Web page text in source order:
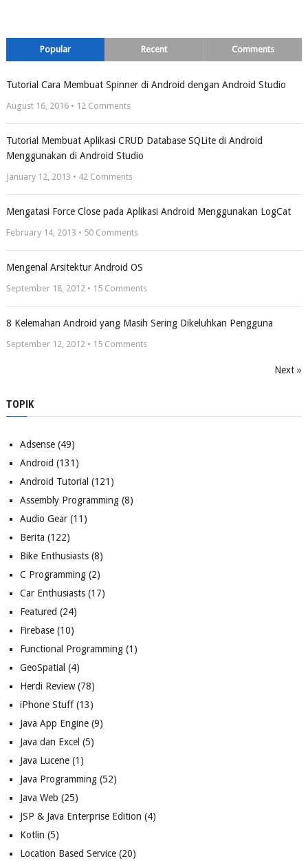
Popular Recent Comments
Tutorial Cara Membuat Spinner di Android dengan Android Studio
August 16, 2016 • 12Comments
Tutorial Membuat Aplikasi CRUD Database SQLite di Android
Menggunakan di Android Studio
January 12, 2013 • 42Comments
Mengatasi Force Close pada Aplikasi Android Menggunakan LogCat
February 14, 2013 • 50Comments
Mengenal Arsitektur Android OS
September 18, 2012 • 15Comments
8 Kelemahan Android yang Masih Sering Dikeluhkan Pengguna
September 12, 2012 • 15Comments
Next »
TOPIK
Adsense(49)
Android (131)
Android Tutorial (121)
Assembly Programming(8)
Audio Gear(11)
Berita (122)
Bike Enthusiasts(8)
C Programming(2)
Car Enthusiasts(17)
Featured (24)
Firebase(10)
Functional Programming(1)
GeoSpatial (4)
Herdi Review(78)
iPhone Stuff(13)
Java App Engine(9)
Java dan Excel (5)
Java Lucene(1)
Java Programming(52)
Java Web (25)
JSP & Java Enterprise Edition (4)
Kotlin (5)
Location Based Service(20)